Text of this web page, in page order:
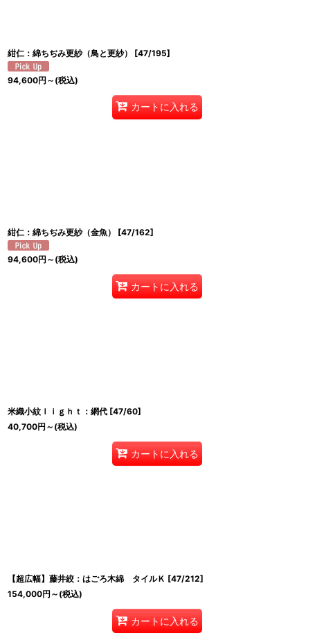
紺仁：綿ちぢみ更紗（鳥と更紗） [47/195]
94,600円 ～ (税込)
カートに入れる
紺仁：綿ちぢみ更紗（金魚） [47/162]
94,600円 ～ (税込)
カートに入れる
米織小紋ｌｉｇｈｔ：網代 [47/60]
40,700円 ～ (税込)
カートに入れる
【超広幅】藤井絞：はごろ木綿 タイルＫ [47/212]
154,000円 ～ (税込)
カートに入れる